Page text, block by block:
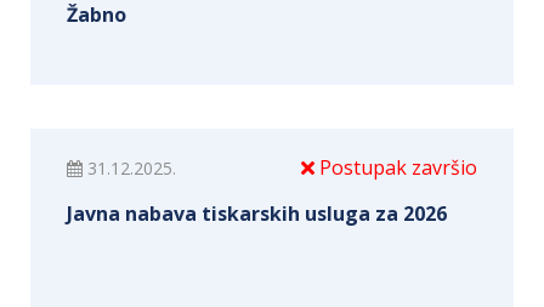
Žabno
31.12.2025.
Postupak završio
Javna nabava tiskarskih usluga za 2026